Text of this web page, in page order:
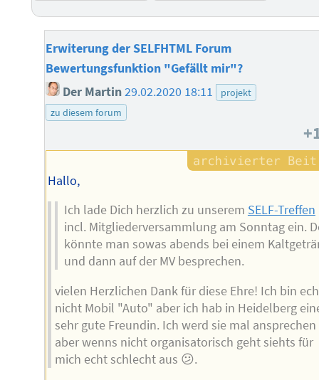
Erwiterung der SELFHTML Forum
Bewertungsfunktion "Gefällt mir"?
Der Martin29.02.2020 18:11
projekt
zu diesem forum
Hallo,
Ich lade Dich herzlich zu unserem SELF-Treffen
incl. Mitgliederversammlung am Sonntag ein.
könnte man sowas abends bei einem
und dann auf der MV besprechen.
vielen Herzlichen Dank für diese Ehre! Ich bin
nicht Mobil "Auto" aber ich hab in Heidelberg
sehr gute Freundin. Ich werd sie mal ansprechen
aber wenns nicht organisatorisch geht siehts für
mich echt schlecht aus 😕.